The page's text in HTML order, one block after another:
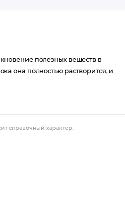
полезных веществ в
она полностью растворится, и
справочный характер.